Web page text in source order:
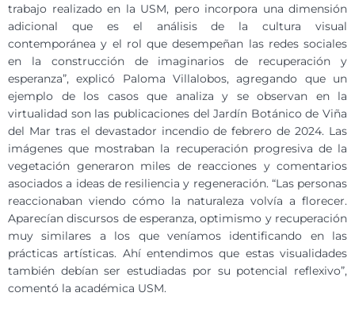
trabajo realizado en la USM, pero incorpora una dimensión
adicional que es el análisis de la cultura visual
contemporánea y el rol que desempeñan las redes sociales
en la construcción de imaginarios de recuperación y
esperanza”, explicó Paloma Villalobos, agregando que un
ejemplo de los casos que analiza y se observan en la
virtualidad son las publicaciones del Jardín Botánico de Viña
del Mar tras el devastador incendio de febrero de 2024. Las
imágenes que mostraban la recuperación progresiva de la
vegetación generaron miles de reacciones y comentarios
asociados a ideas de resiliencia y regeneración. “Las personas
reaccionaban viendo cómo la naturaleza volvía a florecer.
Aparecían discursos de esperanza, optimismo y recuperación
muy similares a los que veníamos identificando en las
prácticas artísticas. Ahí entendimos que estas visualidades
también debían ser estudiadas por su potencial reflexivo”,
comentó la académica USM.